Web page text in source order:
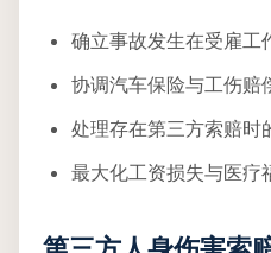
确立事故发生在受雇工
协调汽车保险与工伤赔
处理存在第三方索赔时
最大化工资损失与医疗